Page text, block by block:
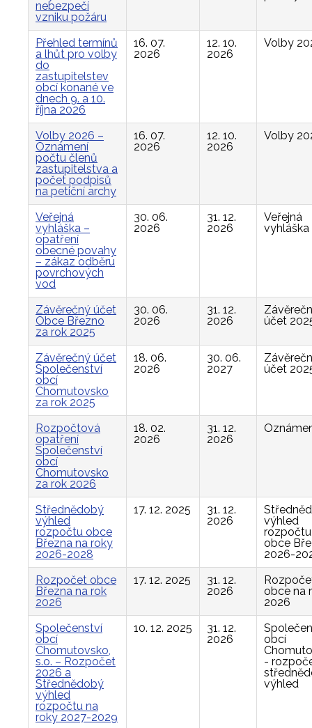
nebezpečí
vzniku požáru
Přehled termínů
a lhůt pro volby
do
zastupitelstev
obcí konané ve
dnech 9. a 10.
října 2026
16. 07.
2026
12. 10.
2026
Volby
Volby 2026 –
Oznámení
počtu členů
zastupitelstva a
počet podpisů
na petiční archy
16. 07.
2026
12. 10.
2026
Volby
Veřejná
vyhláška –
opatření
obecné povahy
– zákaz odběru
povrchových
vod
30. 06.
2026
31. 12.
2026
Veřejná
vyhláška
Závěrečný účet
Obce Březno
za rok 2025
30. 06.
2026
31. 12.
2026
účet
Závěrečný účet
Společenství
obcí
Chomutovsko
za rok 2025
18. 06.
2026
30. 06.
2027
účet
Rozpočtová
opatření
Společenství
obcí
Chomutovsko
za rok 2026
18. 02.
2026
31. 12.
2026
Střednědobý
výhled
rozpočtu obce
Března na roky
2026-2028
17. 12. 2025
31. 12.
2026
výhled
rozpočtu
obce
2026-
Rozpočet obce
Března na rok
2026
17. 12. 2025
31. 12.
2026
obce na
2026
Společenství
obcí
Chomutovsko,
s.o. – Rozpočet
2026 a
Střednědobý
výhled
rozpočtu na
roky 2027-2029
10. 12. 2025
31. 12.
2026
obcí
-
výhled